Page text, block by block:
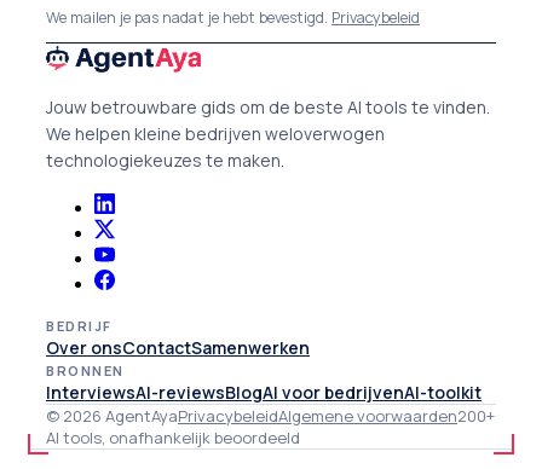
We mailen je pas nadat je hebt bevestigd. Privacybeleid
Jouw betrouwbare gids om de beste AI tools te vinden.
We helpen kleine bedrijven weloverwogen
technologiekeuzes te maken.
BEDRIJF
Over onsContactSamenwerken
BRONNEN
InterviewsAI-reviewsBlogAI voor bedrijvenAI-toolkit
© 2026 AgentAyaPrivacybeleidAlgemene voorwaarden200+
AI tools, onafhankelijk beoordeeld